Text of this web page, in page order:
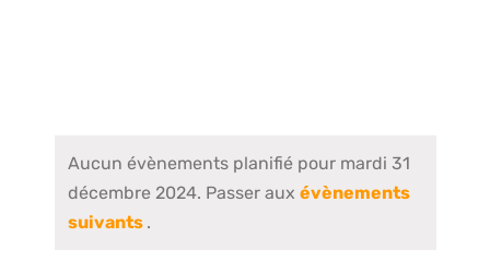
Aucun évènements planifié pour mardi 31
décembre 2024. Passer aux évènements
suivants .